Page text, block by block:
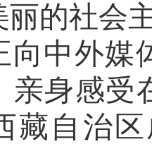
丽的社会
向中外媒
亲身感受
藏自治